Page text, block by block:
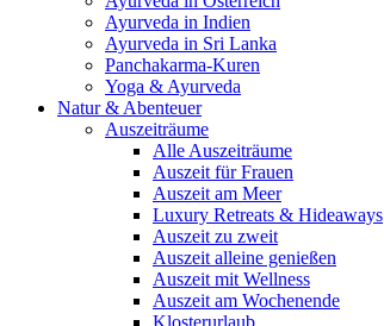
Ayurveda in Indien
Ayurveda in Sri Lanka
Panchakarma-Kuren
Yoga & Ayurveda
Natur & Abenteuer
Auszeiträume
Alle Auszeiträume
Auszeit für Frauen
Auszeit am Meer
Luxury Retreats & Hideaways
Auszeit zu zweit
Auszeit alleine genießen
Auszeit mit Wellness
Auszeit am Wochenende
Klosterurlaub